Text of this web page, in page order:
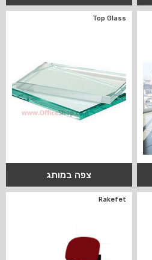
Top Glass
צפה במותג
Rakefet